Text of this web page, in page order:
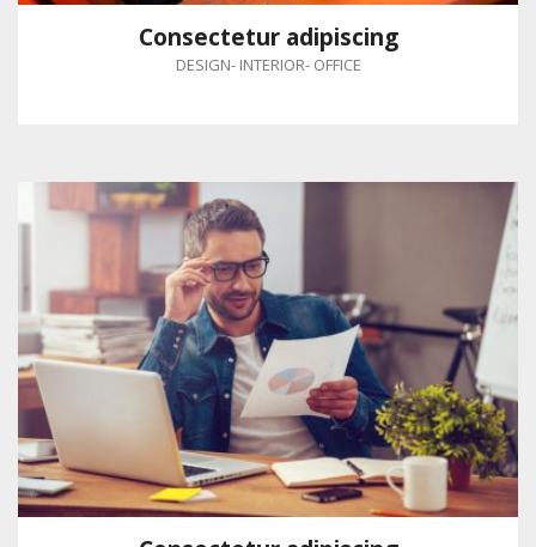
Consectetur adipiscing
DESIGN- INTERIOR- OFFICE